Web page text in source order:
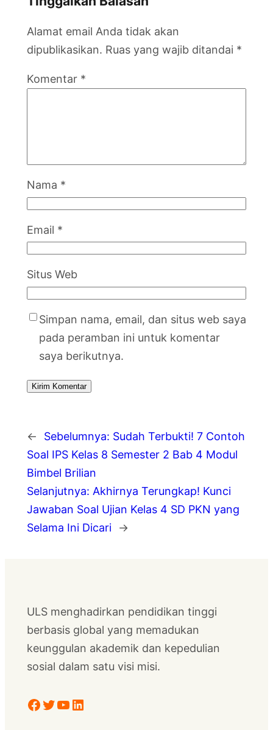
Alamat email Anda tidak akan
dipublikasikan. Ruas yang wajib ditandai *
Komentar *
Nama *
Email *
Situs Web
Simpan nama, email, dan situs web saya
pada peramban ini untuk komentar
saya berikutnya.
← Sebelumnya: Sudah Terbukti! 7 Contoh
Soal IPS Kelas 8 Semester 2 Bab 4 Modul
Bimbel Brilian
Selanjutnya: Akhirnya Terungkap! Kunci
Jawaban Soal Ujian Kelas 4 SD PKN yang
Selama Ini Dicari
→
ULS menghadirkan pendidikan tinggi
berbasis global yang memadukan
keunggulan akademik dan kepedulian
sosial dalam satu visi misi.
Facebook Twitter YouTube LinkedIn